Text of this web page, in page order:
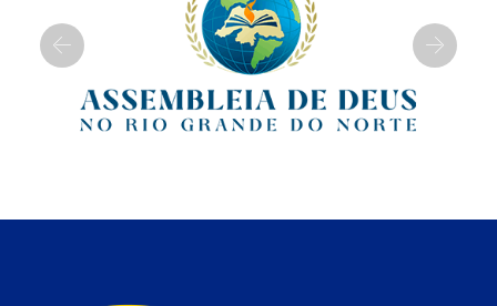
Previous Next